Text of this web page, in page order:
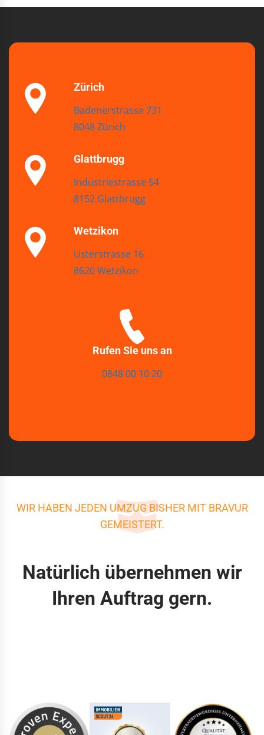
Zürich
Badenerstrasse 731
8048 Zürich
Glattbrugg
Industriestrasse 54
8152 Glattbrugg
Wetzikon
Usterstrasse 16
8620 Wetzikon
Rufen Sie uns an
0848 00 10 20
WIR HABEN JEDEN UMZUG BISHER MIT BRAVUR
GEMEISTERT.
Natürlich übernehmen wir
Ihren Auftrag gern.